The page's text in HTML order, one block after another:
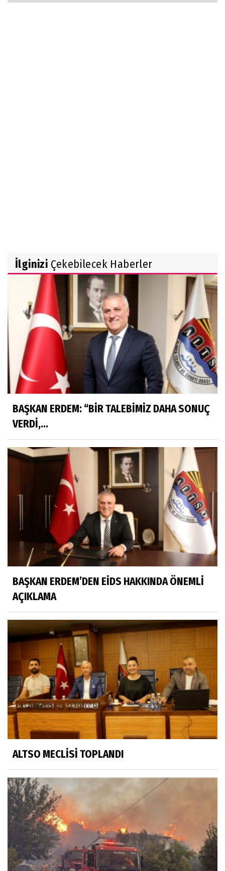
İlginizi Çekebilecek Haberler
BAŞKAN ERDEM: “BİR TALEBİMİZ DAHA SONUÇ
VERDİ,...
BAŞKAN ERDEM’DEN EİDS HAKKINDA ÖNEMLİ
AÇIKLAMA
ALTSO MECLİSİ TOPLANDI